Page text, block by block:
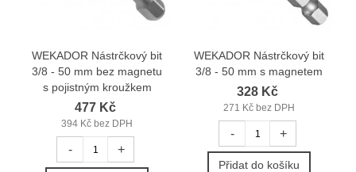
WEKADOR Nástrčkový bit
3/8 - 50 mm bez magnetu
s pojistným kroužkem
477 Kč
394 Kč bez DPH
- +
WEKADOR Nástrčkový bit
3/8 - 50 mm s magnetem
328 Kč
271 Kč bez DPH
- +
Přidat do košíku